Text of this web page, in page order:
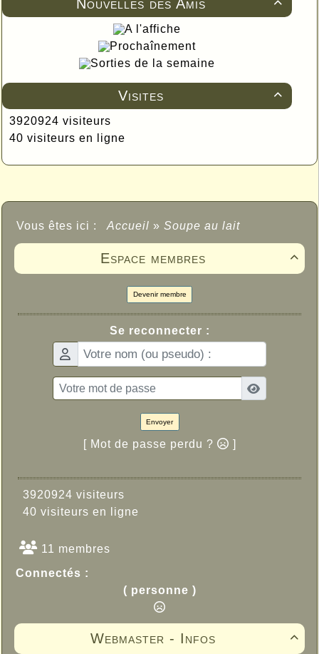

Nouvelles des Amis
A l'affiche
Prochaînement
Sorties de la semaine

Visites
3920924 visiteurs
40 visiteurs en ligne
Vous êtes ici : Accueil » Soupe au lait

Espace membres
Devenir membre
Se reconnecter :
Envoyer
[ Mot de passe perdu ? ]
3920924 visiteurs
40 visiteurs en ligne
11 membres
Connectés :
( personne )

Webmaster - Infos